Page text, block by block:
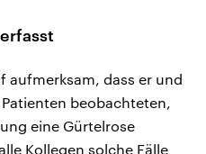
aufmerksam, dass er und
beobachteten,
eine Gürtelrose
Kollegen solche Fälle